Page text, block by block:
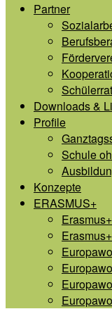
Partner
Schülerrat
Downloads &
Profile
Schule
Konzepte
ERASMUS+